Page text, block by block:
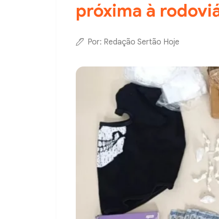
próxima à
Por: Redação Sertão Hoje